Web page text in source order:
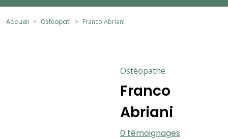
Accueil Osteopati Franco Abriani
Ostéopathe
Franco
Abriani
0 témoignages